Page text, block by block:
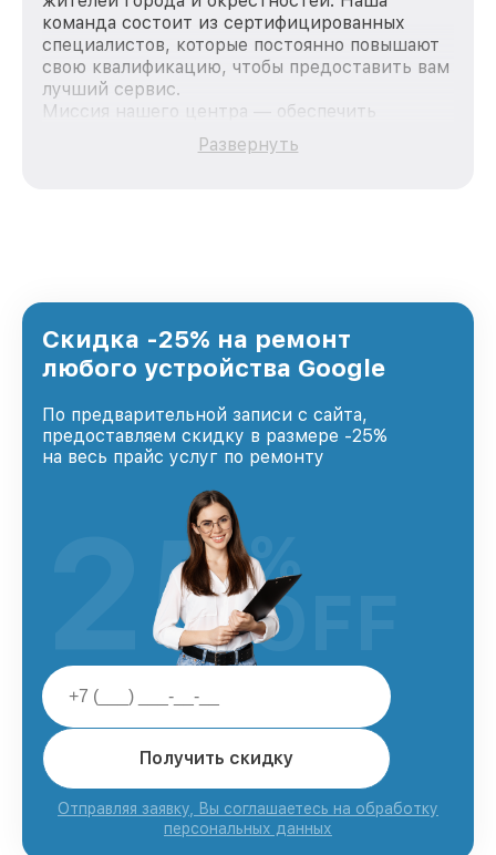
команда состоит из сертифицированных
специалистов, которые постоянно повышают
свою квалификацию, чтобы предоставить вам
лучший сервис.
Миссия нашего центра — обеспечить
качественный и доступный ремонт для
каждого пользователя продукции Google, вне
Развернуть
Скидка -25% на ремонт
любого устройства Google
По предварительной записи с сайта,
предоставляем скидку в размере -25%
на весь прайс услуг по ремонту
Получить скидку
Отправляя заявку, Вы соглашаетесь на обработку
персональных данных
25%
OFF